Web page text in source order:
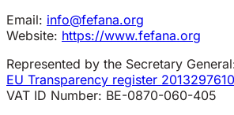
Email: info@fefana.org
Website: https://www.fefana.org
Represented by the Secretary
EU Transparency register
VAT ID Number: BE-0870-060-405